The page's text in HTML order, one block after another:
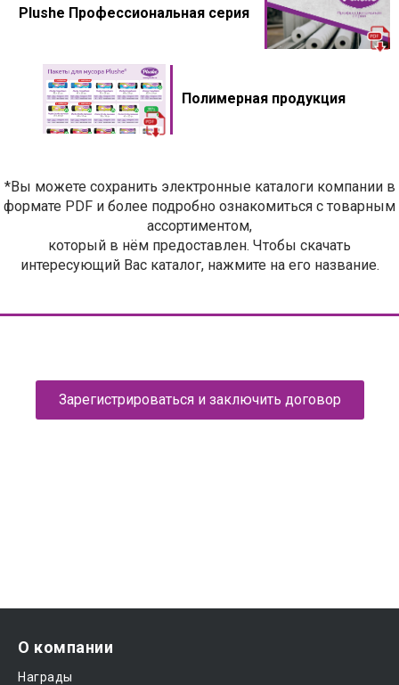
Plushe Профессиональная серия
Полимерная продукция
*Вы можете сохранить электронные каталоги компании в
формате PDF и более подробно ознакомиться с товарным
ассортиментом,
который в нём предоставлен. Чтобы скачать
интересующий Вас каталог, нажмите на его название.
Зарегистрироваться и заключить договор
О компании
Награды